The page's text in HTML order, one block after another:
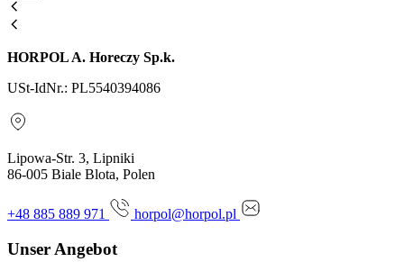
HORPOL A. Horeczy Sp.k.
USt-IdNr.: PL5540394086
Lipowa-Str. 3, Lipniki
86-005 Biale Blota, Polen
+48 885 889 971 horpol@horpol.pl
Unser Angebot